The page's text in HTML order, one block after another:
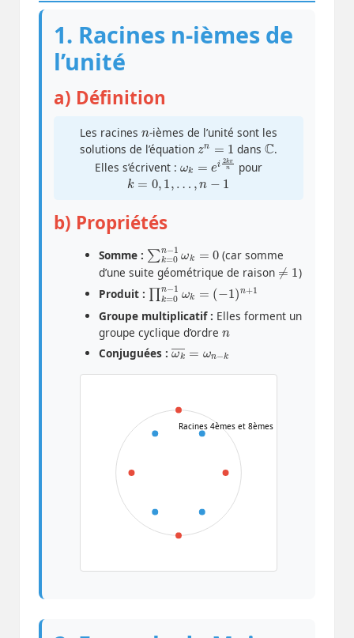
1. Racines n-ièmes de
l’unité
a) Définition
Les racines -ièmes de l’unité sont les
solutions de l’équation
z n=1
dans
C
.
Elles s’écrivent :
ωk= i2k
π n
pour
k=0,1,… ,n−1
b) Propriétés
Somme :
∑k= 0
=0
(car somme
d’une suite géométrique de raison
≠1
)
Produit :
∏k 0 ω k
(−1 n
Groupe multiplicatif : Elles forment un
groupe cyclique d’ordre
n
Conjuguées :
Racines 4èmes et 8èmes